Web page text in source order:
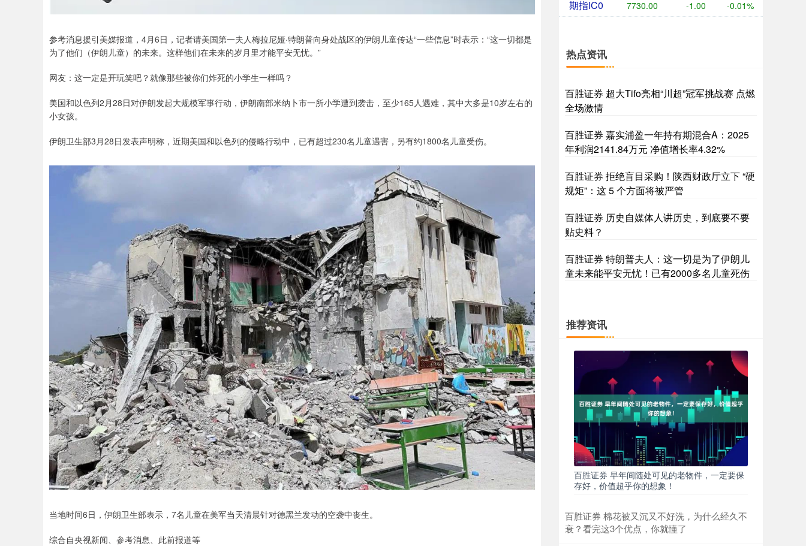
参考消息援引美媒报道，4月6日，记者请美国第一夫人梅拉尼娅·特朗普向身处战区的伊朗儿童传达“一些信息”时表示：“这一切都是
为了他们（伊朗儿童）的未来。这样他们在未来的岁月里才能平安无忧。”
网友：这一定是开玩笑吧？就像那些被你们炸死的小学生一样吗？
美国和以色列2月28日对伊朗发起大规模军事行动，伊朗南部米纳卜市一所小学遭到袭击，至少165人遇难，其中大多是10岁左右的
小女孩。
伊朗卫生部3月28日发表声明称，近期美国和以色列的侵略行动中，已有超过230名儿童遇害，另有约1800名儿童受伤。
当地时间6日，伊朗卫生部表示，7名儿童在美军当天清晨针对德黑兰发动的空袭中丧生。
综合自央视新闻、参考消息、此前报道等
期指IC0 7730.00 -1.00 -0.01%
热点资讯
百胜证券 超大Tifo亮相“川超”冠军挑战赛 点燃
全场激情
百胜证券 嘉实浦盈一年持有期混合A：2025
年利润2141.84万元 净值增长率4.32%
百胜证券 拒绝盲目采购！陕西财政厅立下 “硬
规矩”：这 5 个方面将被严管
百胜证券 历史自媒体人讲历史，到底要不要
贴史料？
百胜证券 特朗普夫人：这一切是为了伊朗儿
童未来能平安无忧！已有2000多名儿童死伤
推荐资讯
百胜证券 早年间随处可见的老物件，一定要保
存好，价值超乎你的想象！
百胜证券 棉花被又沉又不好洗，为什么经久不
衰？看完这3个优点，你就懂了